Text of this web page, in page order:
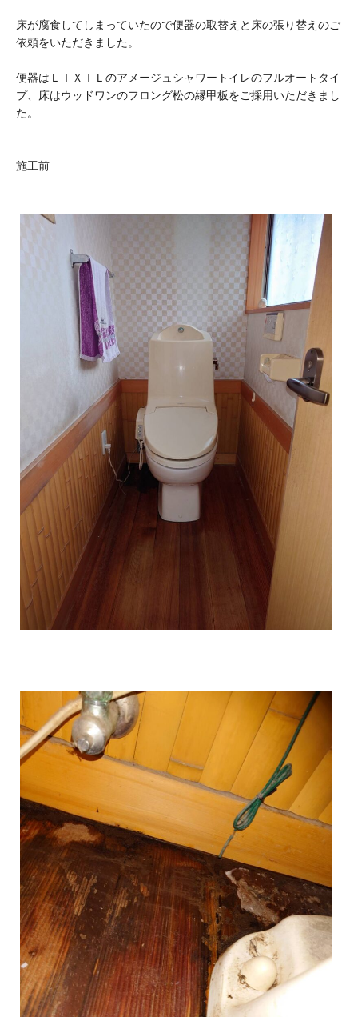
床が腐食してしまっていたので便器の取替えと床の張り替えのご
依頼をいただきました。
便器はＬＩＸＩＬのアメージュシャワートイレのフルオートタイ
プ、床はウッドワンのフロング松の縁甲板をご採用いただきまし
た。
施工前